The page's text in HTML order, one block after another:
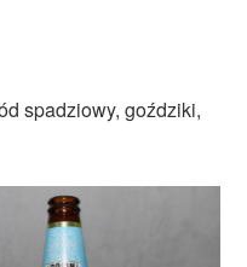
spadziowy, goździki,